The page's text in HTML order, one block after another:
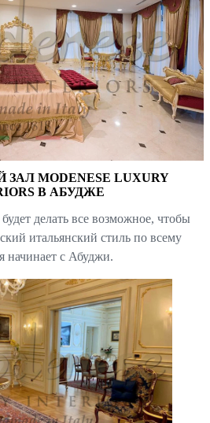
MODENESE LUXURY
В АБУДЖЕ
делать все возможное, чтобы
итальянский стиль по всему
с Абуджи.